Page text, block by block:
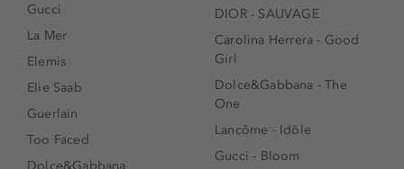
Gucci
La Mer
Elemis
Elie Saab
Guerlain
Too Faced
Dolce&Gabbana
DIOR - SAUVAGE
Carolina Herrera - Good
Girl
Dolce&Gabbana - The
One
Lancôme - Idôle
Gucci - Bloom